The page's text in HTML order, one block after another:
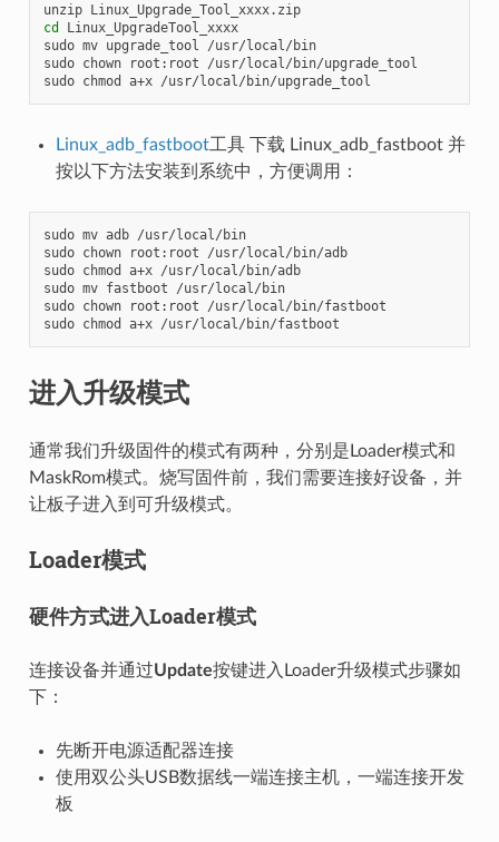
unzip Linux_Upgrade_Tool_xxxx.zip
cd
Linux_UpgradeTool_xxxx
sudo mv upgrade_tool /usr/local/bin
sudo chown root:root /usr/local/bin/upgrade_tool
Linux_adb_fastboot工具 下载 Linux_adb_fastboot 并
按以下方法安装到系统中，方便调用：
sudo mv adb /usr/local/bin
sudo chown root:root /usr/local/bin/adb
sudo chmod a+x /usr/local/bin/adb
sudo mv fastboot /usr/local/bin
sudo chown root:root /usr/local/bin/fastboot
进入升级模式
通常我们升级固件的模式有两种，分别是Loader模式和
MaskRom模式。烧写固件前，我们需要连接好设备，并
让板子进入到可升级模式。
Loader模式
硬件方式进入Loader模式
连接设备并通过Update按键进入Loader升级模式步骤如
下：
先断开电源适配器连接
使用双公头USB数据线一端连接主机，一端连接开发
板